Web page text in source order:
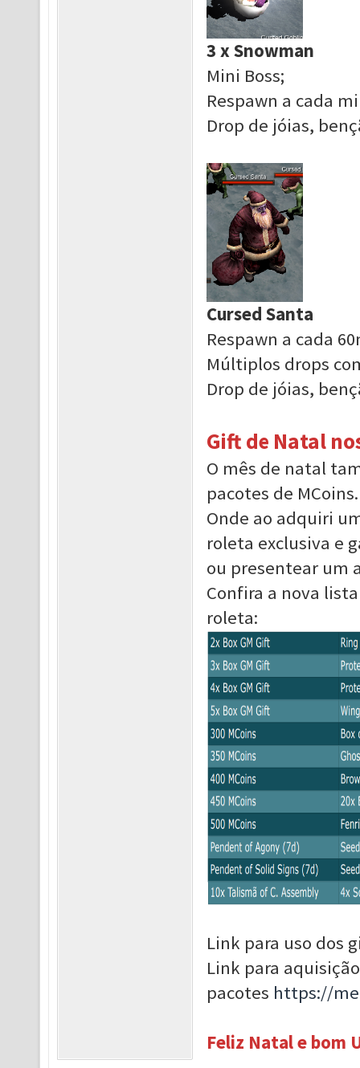
3 x Snowman
Mini Boss;
Respawn a cada
Drop de jóias,
Cursed Santa
Respawn a cada
Múltiplos drops
Drop de jóias,
Gift de Natal
O mês de natal
pacotes de MCoins.
Onde ao adquiri
roleta exclusiva e
ou presentear um
Confira a nova
roleta:
Link para uso dos
Link para
pacotes https://
Feliz Natal e bom